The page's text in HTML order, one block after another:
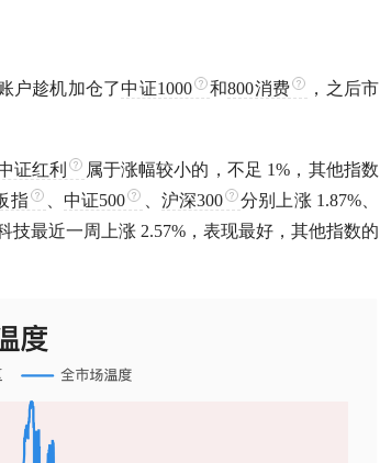
户趁机加仓了中证1000 和800消费
，之后市
证红利
属于涨幅较小的，不足 1%，其他指数
指 、中证500 沪深300
分别上涨 1.87%、
技最近一周上涨 2.57%，表现最好，其他指数的